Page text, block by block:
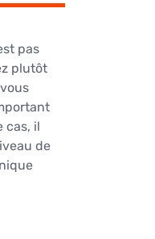
pas
plutôt
cas, il
de